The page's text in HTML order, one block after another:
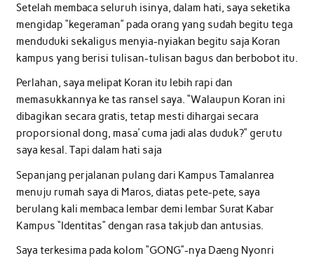
Setelah membaca seluruh isinya, dalam hati, saya seketika
mengidap “kegeraman” pada orang yang sudah begitu tega
menduduki sekaligus menyia-nyiakan begitu saja Koran
kampus yang berisi tulisan-tulisan bagus dan berbobot itu.
Perlahan, saya melipat Koran itu lebih rapi dan
memasukkannya ke tas ransel saya. “Walaupun Koran ini
dibagikan secara gratis, tetap mesti dihargai secara
proporsional dong, masa’ cuma jadi alas duduk?” gerutu
saya kesal. Tapi dalam hati saja
Sepanjang perjalanan pulang dari Kampus Tamalanrea
menuju rumah saya di Maros, diatas pete-pete, saya
berulang kali membaca lembar demi lembar Surat Kabar
Kampus “Identitas” dengan rasa takjub dan antusias.
Saya terkesima pada kolom “GONG”-nya Daeng Nyonri